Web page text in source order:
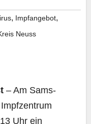
, Impfangebot,
Neuss
– Am Sams­
Uhr ein